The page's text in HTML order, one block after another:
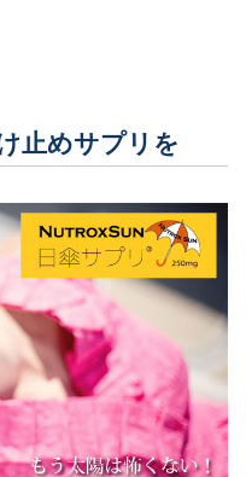
止めサプリを